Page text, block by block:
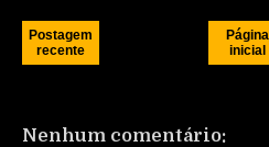
Postagem
recente
Página
inicial
Nenhum comentário: